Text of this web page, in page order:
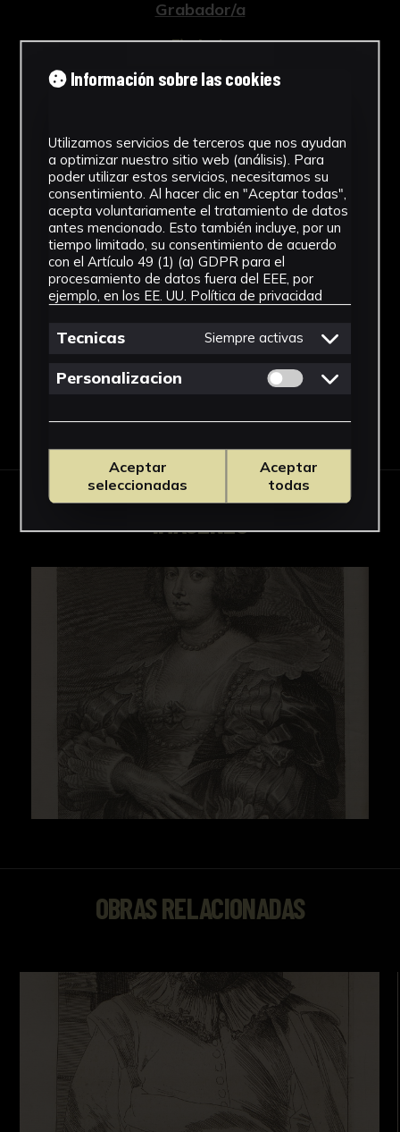
Grabador/a
Tipología
Grabados
1759
Estilo
Barroco
Técnica
Grabado a buril
Descargar Ficha
IMÁGENES
OBRAS RELACIONADAS
Información sobre las cookies
Utilizamos servicios de terceros que nos ayudan
a optimizar nuestro sitio web (análisis). Para
poder utilizar estos servicios, necesitamos su
consentimiento. Al hacer clic en "Aceptar todas",
acepta voluntariamente el tratamiento de datos
antes mencionado. Esto también incluye, por un
tiempo limitado, su consentimiento de acuerdo
con el Artículo 49 (1) (a) GDPR para el
procesamiento de datos fuera del EEE, por
ejemplo, en los EE. UU. Política de privacidad
Tecnicas Siempre activas
Personalizacion Permitir cookies
Aceptar
seleccionadas
Aceptar
todas